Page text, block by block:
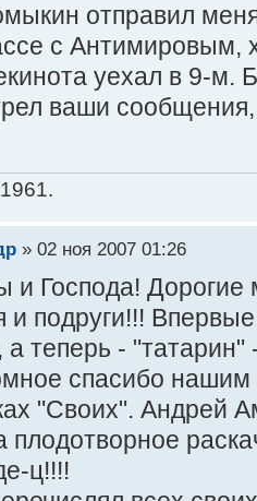
отправил
с Антимировым,
уехал в 9-м.
ваши
» 02 ноя 2007 01:26
Господа! Дорогие
и подруги!!!
теперь -
спасибо нашим
"Своих". Андрей
плодотворное
ц!!!!